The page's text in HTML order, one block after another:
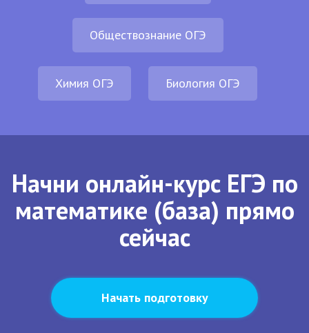
Обществознание ОГЭ
Химия ОГЭ Биология ОГЭ
Начни онлайн-курс ЕГЭ по
математике (база) прямо
сейчас
Начать подготовку